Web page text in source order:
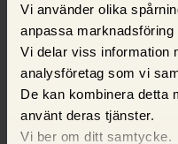
Vi använder olika
anpassa marknadsföring
Vi delar viss information
analysföretag som vi
De kan kombinera detta
använt deras tjänster.
Vi ber om ditt samtycke.
Bankerna gör
Så mycket kan en
räntesänkning öka
28 juni 2026,Ola